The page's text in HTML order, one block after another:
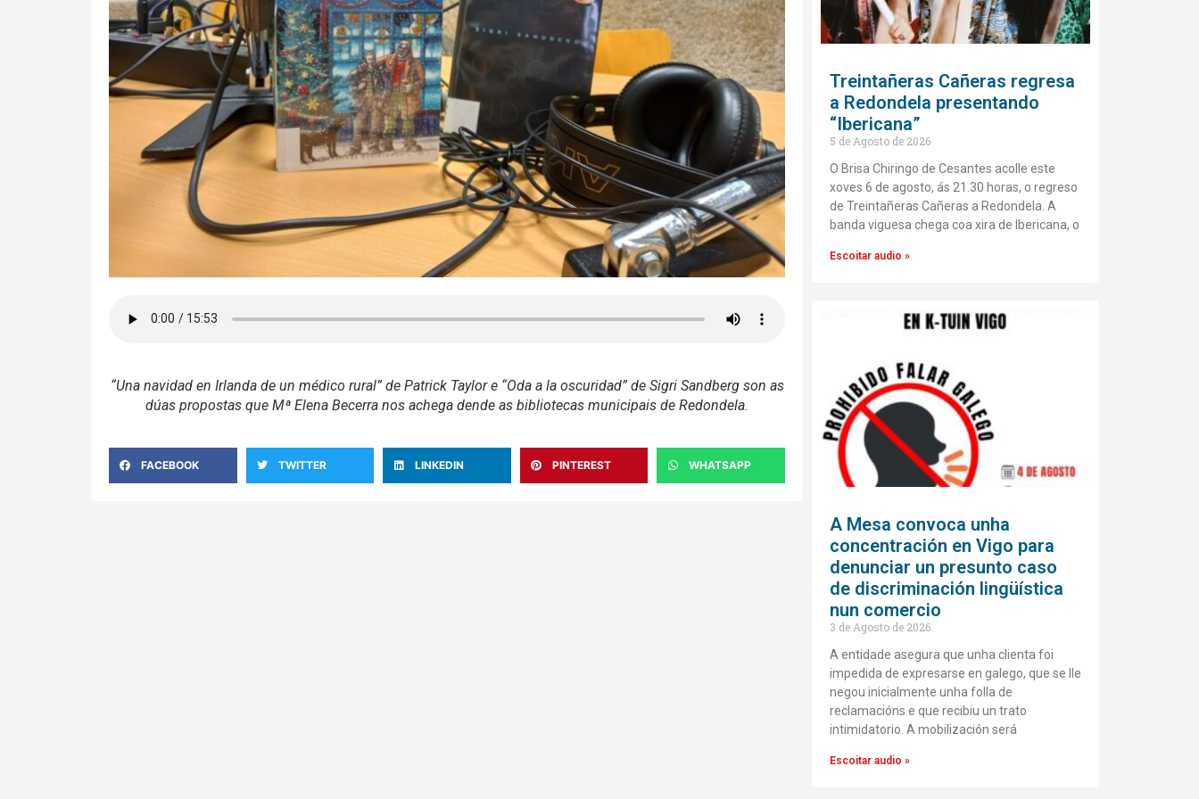
“Una navidad en Irlanda de un médico rural” de Patrick Taylor e “Oda a la oscuridad” de Sigri Sandberg son as
dúas propostas que Mª Elena Becerra nos achega dende as bibliotecas municipais de Redondela.
FACEBOOK TWITTER LINKEDIN PINTEREST WHATSAPP
Treintañeras Cañeras regresa
a Redondela presentando
“Ibericana”
5 de Agosto de 2026
O Brisa Chiringo de Cesantes acolle este
xoves 6 de agosto, ás 21.30 horas, o regreso
de Treintañeras Cañeras a Redondela. A
banda viguesa chega coa xira de Ibericana, o
Escoitar audio »
A Mesa convoca unha
concentración en Vigo para
denunciar un presunto caso
de discriminación lingüística
nun comercio
3 de Agosto de 2026
A entidade asegura que unha clienta foi
impedida de expresarse en galego, que se lle
negou inicialmente unha folla de
reclamacións e que recibiu un trato
intimidatorio. A mobilización será
Escoitar audio »